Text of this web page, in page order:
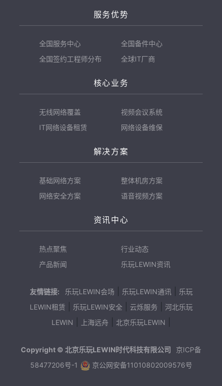
服务优势
全国服务中心
全国备件中心
全国签约工程师分布
全球IT厂商
核心业务
无线网络覆盖
视频会议系统
IT网络设备租赁
网络设备维保
解决方案
基础网络方案
整体机房方案
网络安全方案
语音视频方案
资讯中心
热点聚焦
行业动态
产品新闻
乐玩LEWIN资讯
友情链接: 乐玩LEWIN会场 乐玩LEWIN通讯|
乐玩
LEWIN租赁
乐玩LEWIN安全| 云烁服务
河北乐玩
LEWIN
上海远舟 北京乐玩LEWIN
Copyright © 北京乐玩LEWIN时代科技有限公司
京ICP备
58477206号-1
京公网安备11010802009576号